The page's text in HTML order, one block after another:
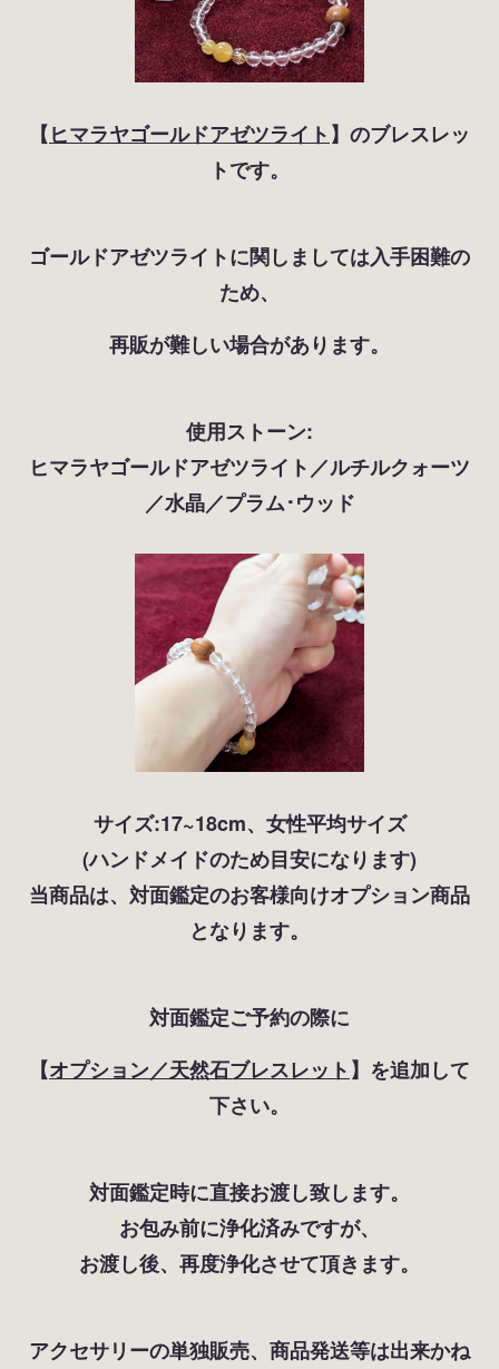
【ヒマラヤゴールドアゼツライト】のブレスレッ
トです。
ゴールドアゼツライトに関しましては入手困難の
ため、
再販が難しい場合があります。
使用ストーン:
ヒマラヤゴールドアゼツライト／ルチルクォーツ
／水晶／プラム･ウッド
サイズ:17~18cm、女性平均サイズ
(ハンドメイドのため目安になります)
当商品は、対面鑑定のお客様向けオプション商品
となります。
対面鑑定ご予約の際に
【オプション／天然石ブレスレット】を追加して
下さい。
対面鑑定時に直接お渡し致します。
お包み前に浄化済みですが、
お渡し後、再度浄化させて頂きます。
アクセサリーの単独販売、商品発送等は出来かね